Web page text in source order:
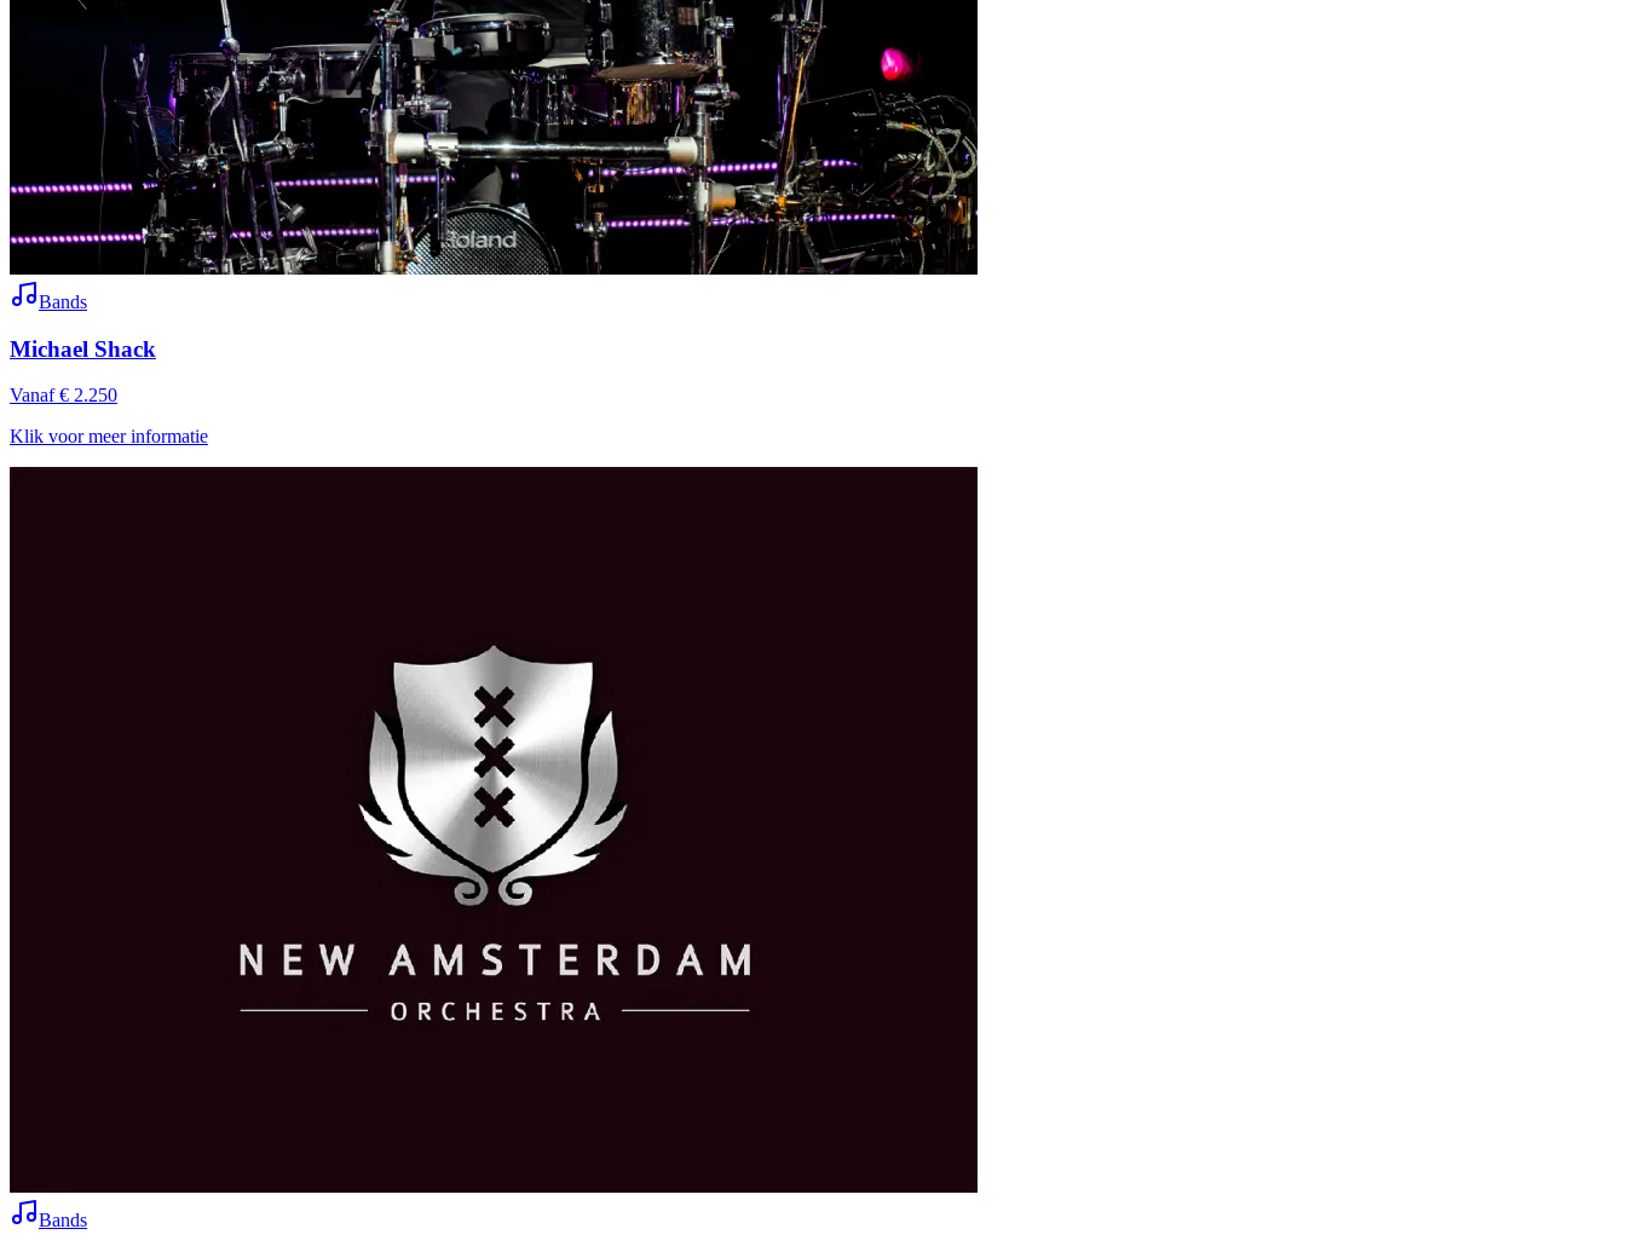
Bands
Michael Shack
Vanaf € 2.250
Klik voor meer informatie
Bands